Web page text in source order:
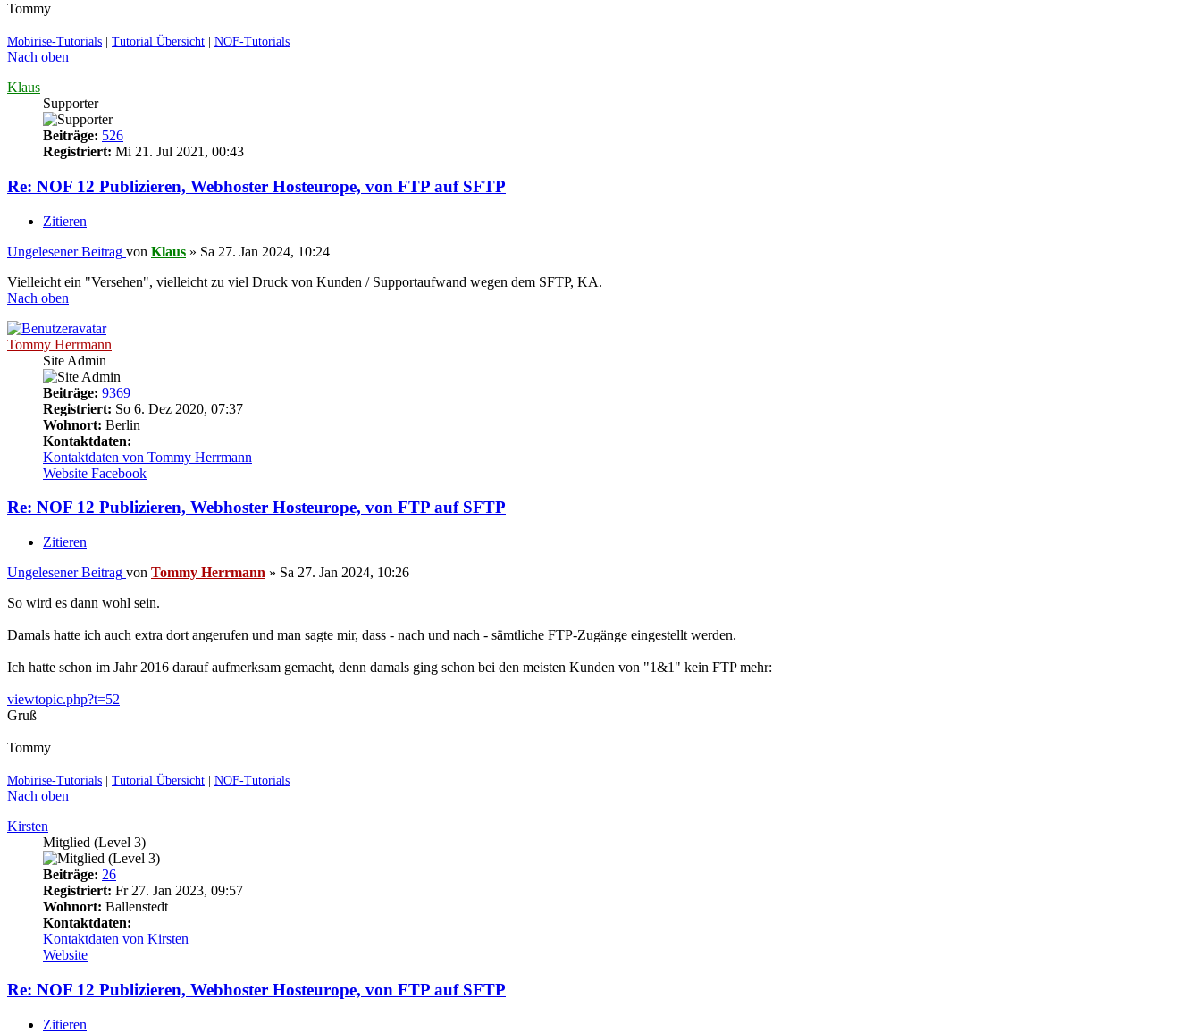
Tommy
Mobirise-Tutorials Tutorial Übersicht NOF-Tutorials
Nach oben
Klaus
Supporter
Beiträge: 526
Registriert: Mi 21. Jul 2021, 00:43
Re: NOF 12 Publizieren, Webhoster Hosteurope, von FTP auf SFTP
Zitieren
Ungelesener Beitrag von Klaus » Sa 27. Jan 2024, 10:24
Vielleicht ein "Versehen", vielleicht zu viel Druck von Kunden / Supportaufwand wegen dem SFTP, KA.
Nach oben
Tommy Herrmann
Site Admin
Beiträge: 9369
Registriert: So 6. Dez 2020, 07:37
Wohnort: Berlin
Kontaktdaten:
Kontaktdaten von Tommy Herrmann
Website Facebook
Re: NOF 12 Publizieren, Webhoster Hosteurope, von FTP auf SFTP
Zitieren
Ungelesener Beitrag von Tommy Herrmann » Sa 27. Jan 2024, 10:26
So wird es dann wohl sein.
Damals hatte ich auch extra dort angerufen und man sagte mir, dass - nach und nach - sämtliche FTP-Zugänge eingestellt werden.
Ich hatte schon im Jahr 2016 darauf aufmerksam gemacht, denn damals ging schon bei den meisten Kunden von "1&1" kein FTP mehr:
viewtopic.php?t=52
Gruß
Tommy
Mobirise-Tutorials Tutorial Übersicht NOF-Tutorials
Nach oben
Kirsten
Mitglied (Level 3)
Beiträge: 26
Registriert: Fr 27. Jan 2023, 09:57
Wohnort: Ballenstedt
Kontaktdaten:
Kontaktdaten von Kirsten
Website
Re: NOF 12 Publizieren, Webhoster Hosteurope, von FTP auf SFTP
Zitieren